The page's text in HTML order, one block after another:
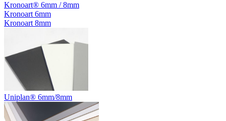
Kronoart® 6mm / 8mm
Kronoart 6mm
Kronoart 8mm
Uniplan® 6mm/8mm